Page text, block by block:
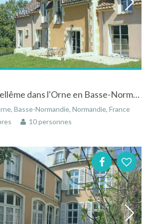
Appartement à Bellême dans l'Orne en Basse-Normandie dans villa à la résidence du Haut-Val
Basse-Normandie, Normandie, France
10 personnes